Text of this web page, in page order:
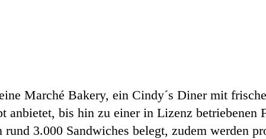
Marché Bakery, ein Cindy´s Diner mit
anbietet, bis hin zu einer in Lizenz betriebenen
3.000 Sandwiches belegt, zudem werden